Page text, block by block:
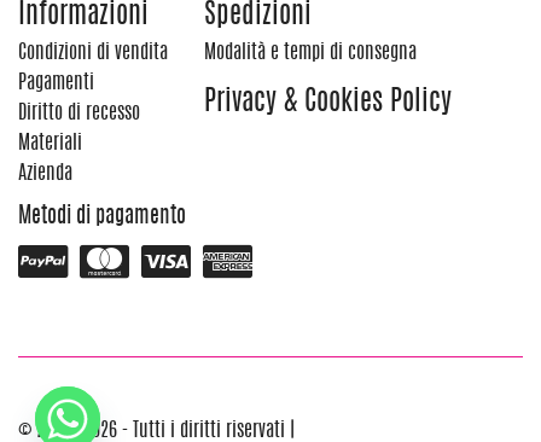
Informazioni
Condizioni di vendita
Pagamenti
Diritto di recesso
Materiali
Azienda
Spedizioni
Modalità e tempi di consegna
Privacy & Cookies Policy
Metodi di pagamento
© 2012 - 2026 - Tutti i diritti riservati |